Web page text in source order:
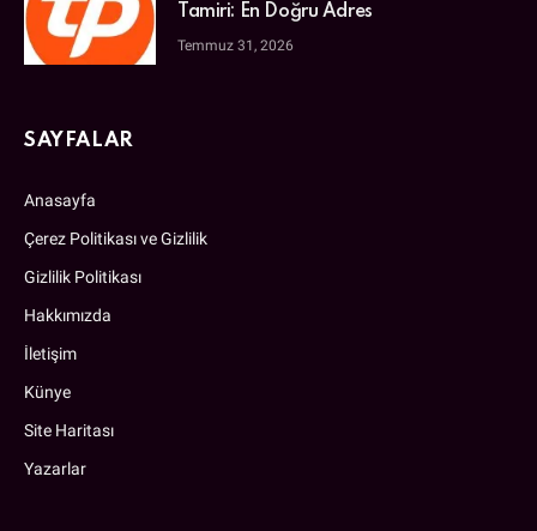
Tamiri: En Doğru Adres
Temmuz 31, 2026
SAYFALAR
Anasayfa
Çerez Politikası ve Gizlilik
Gizlilik Politikası
Hakkımızda
İletişim
Künye
Site Haritası
Yazarlar